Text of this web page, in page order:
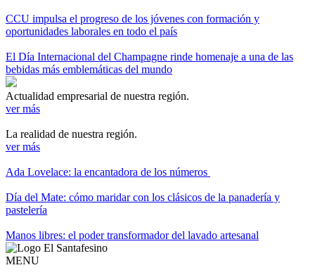
CCU impulsa el progreso de los jóvenes con formación y
oportunidades laborales en todo el país
El Día Internacional del Champagne rinde homenaje a una de las
bebidas más emblemáticas del mundo
Actualidad empresarial de nuestra región.
ver más
La realidad de nuestra región.
ver más
Ada Lovelace: la encantadora de los números
Día del Mate: cómo maridar con los clásicos de la panadería y
pastelería
Manos libres: el poder transformador del lavado artesanal
MENU